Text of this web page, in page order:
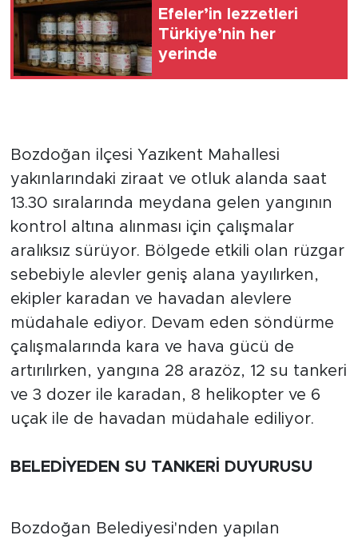
Efeler’in lezzetleri
Türkiye’nin her
yerinde
Bozdoğan ilçesi Yazıkent Mahallesi
yakınlarındaki ziraat ve otluk alanda saat
13.30 sıralarında meydana gelen yangının
kontrol altına alınması için çalışmalar
aralıksız sürüyor. Bölgede etkili olan rüzgar
sebebiyle alevler geniş alana yayılırken,
ekipler karadan ve havadan alevlere
müdahale ediyor. Devam eden söndürme
çalışmalarında kara ve hava gücü de
artırılırken, yangına 28 arazöz, 12 su tankeri
ve 3 dozer ile karadan, 8 helikopter ve 6
uçak ile de havadan müdahale ediliyor.
BELEDİYEDEN SU TANKERİ DUYURUSU
Bozdoğan Belediyesi'nden yapılan